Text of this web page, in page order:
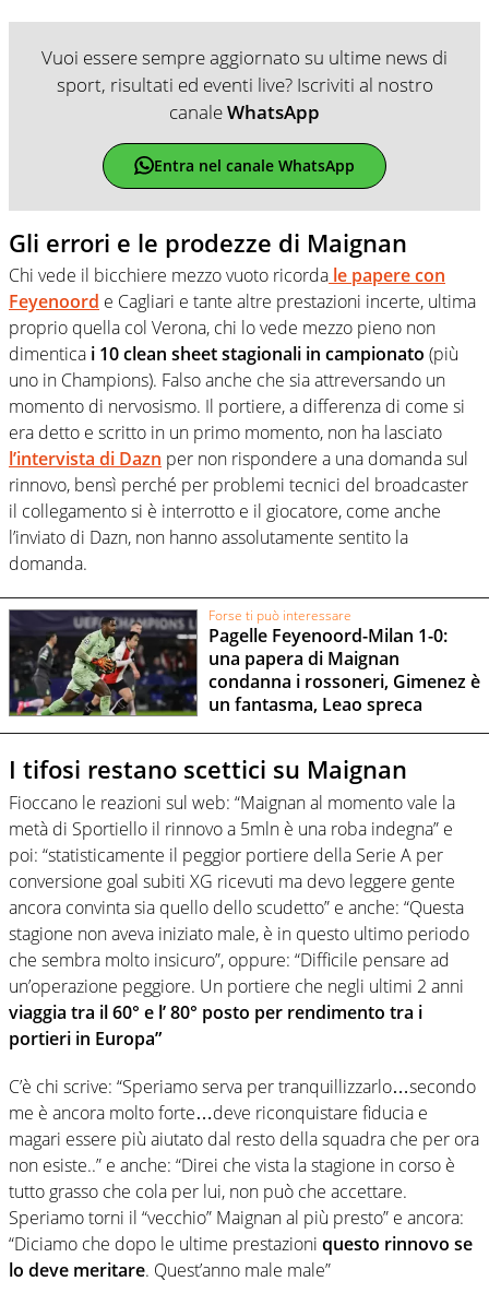
Vuoi essere sempre aggiornato su ultime news di
sport, risultati ed eventi live? Iscriviti al nostro
canaleWhatsApp
Entra nel canale WhatsApp
Gli errori e le prodezze di Maignan
Chi vede il bicchiere mezzo vuoto ricorda le papere con
Feyenoord e Cagliari e tante altre prestazioni incerte, ultima
proprio quella col Verona, chi lo vede mezzo pieno non
dimentica i 10 clean sheet stagionali in campionato (più
uno in Champions). Falso anche che sia attreversando un
momento di nervosismo. Il portiere, a differenza di come si
era detto e scritto in un primo momento, non ha lasciato
l’intervista di Dazn per non rispondere a una domanda sul
rinnovo, bensì perché per problemi tecnici del broadcaster
il collegamento si è interrotto e il giocatore, come anche
l’inviato di Dazn, non hanno assolutamente sentito la
domanda.
Forse ti può interessare
Pagelle Feyenoord-Milan 1-0:
una papera di Maignan
condanna i rossoneri, Gimenez è
un fantasma, Leao spreca
I tifosi restano scettici su Maignan
Fioccano le reazioni sul web: “Maignan al momento vale la
metà di Sportiello il rinnovo a 5mln è una roba indegna” e
poi: “statisticamente il peggior portiere della Serie A per
conversione goal subiti XG ricevuti ma devo leggere gente
ancora convinta sia quello dello scudetto” e anche: “Questa
stagione non aveva iniziato male, è in questo ultimo periodo
che sembra molto insicuro”, oppure: “Difficile pensare ad
un’operazione peggiore. Un portiere che negli ultimi 2 anni
viaggia tra il 60° e l’ 80° posto per rendimento tra i
portieri in Europa”
C’è chi scrive: “Speriamo serva per tranquillizzarlo…secondo
me è ancora molto forte…deve riconquistare fiducia e
magari essere più aiutato dal resto della squadra che per ora
non esiste..” e anche: “Direi che vista la stagione in corso è
tutto grasso che cola per lui, non può che accettare.
Speriamo torni il “vecchio” Maignan al più presto” e ancora:
“Diciamo che dopo le ultime prestazioni questo rinnovo se
lo deve meritare. Quest’anno male male”